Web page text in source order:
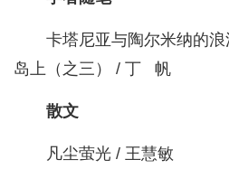
卡塔尼亚与陶尔米纳的
岛上（之三） / 丁 帆
散文
凡尘萤光 / 王慧敏